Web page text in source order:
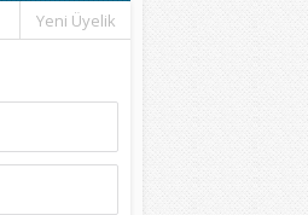
Yeni Üyelik